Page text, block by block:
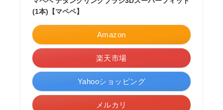
(1本)【マペペ】
Amazon
楽天市場
Yahooショッピング
メルカリ